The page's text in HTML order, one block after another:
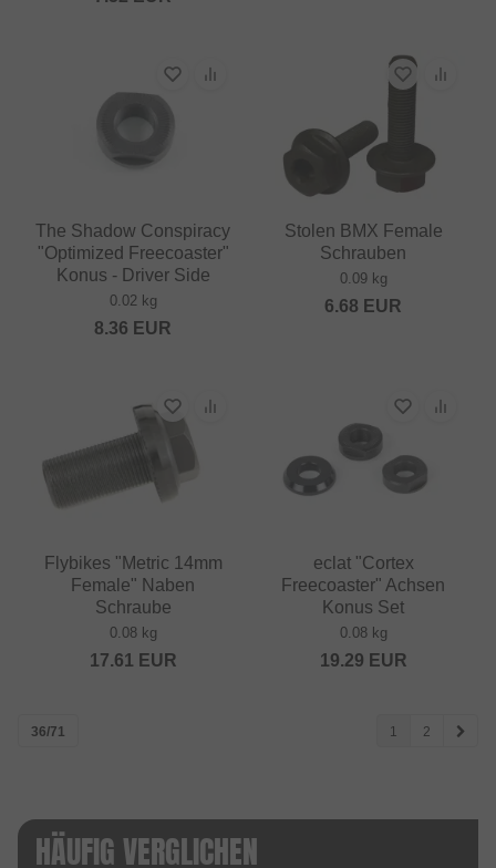
The Shadow Conspiracy
"Optimized Freecoaster"
Konus - Driver Side
0.02 kg
8.36 EUR
Stolen BMX Female
Schrauben
0.09 kg
6.68 EUR
Flybikes "Metric 14mm
Female" Naben
Schraube
0.08 kg
17.61 EUR
eclat "Cortex
Freecoaster" Achsen
Konus Set
0.08 kg
19.29 EUR
36/71 1 2
HÄUFIG VERGLICHEN